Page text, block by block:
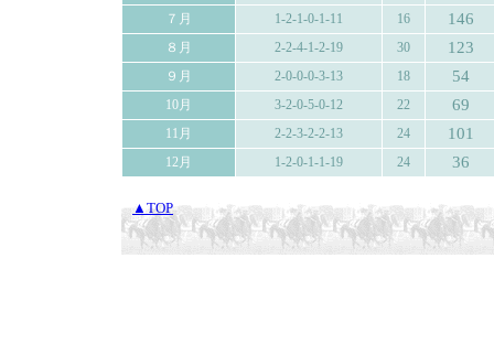
７月 1-2-1-0-1-11 16 146
８月 2-2-4-1-2-19 30 123
９月 2-0-0-0-3-13 18 54
10月 3-2-0-5-0-12 22 69
11月 2-2-3-2-2-13 24 101
12月 1-2-0-1-1-19 24 36
▲TOP